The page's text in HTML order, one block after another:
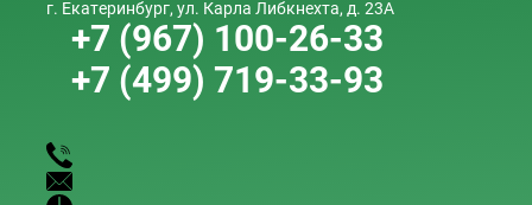
г. Екатеринбург, ул. Карла Либкнехта, д. 23А
+7 (967) 100-26-33
+7 (499) 719-33-93